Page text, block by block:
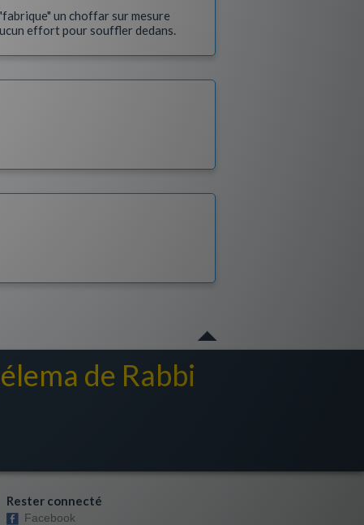
un choffar sur mesure
effort pour souffler dedans.
de Rabbi
Rester connecté
Facebook